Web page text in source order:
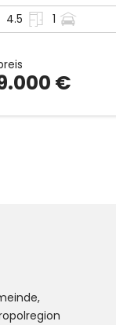
4.5 1
€